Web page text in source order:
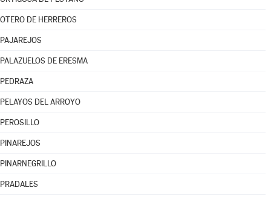
OTERO DE HERREROS
PAJAREJOS
PALAZUELOS DE ERESMA
PEDRAZA
PELAYOS DEL ARROYO
PEROSILLO
PINAREJOS
PINARNEGRILLO
PRADALES